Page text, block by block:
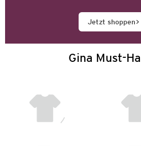
Jetzt shoppen
Gina Must-